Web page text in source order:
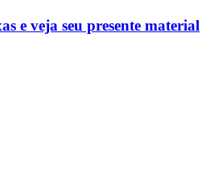
e veja seu presente material